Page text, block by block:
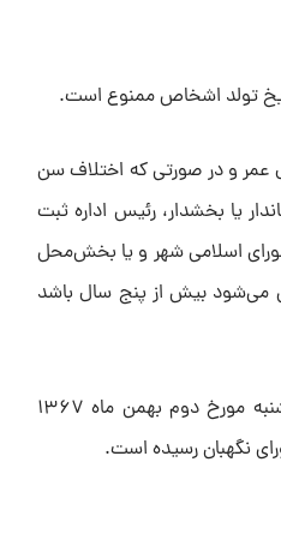
تولد اشخاص ممنوع است.
عمر و در صورتی که اختلاف سن
یا بخشدار، رئیس اداره ثبت
اسلامی شهر و یا بخش‌محل
می‌شود بیش از پنج سال باشد
قانون فوق مشتمل بر ماده واحده و یک تبصره در جلسه علنی روز یکشنبه مورخ دوم بهمن ماه ۱۳۶۷